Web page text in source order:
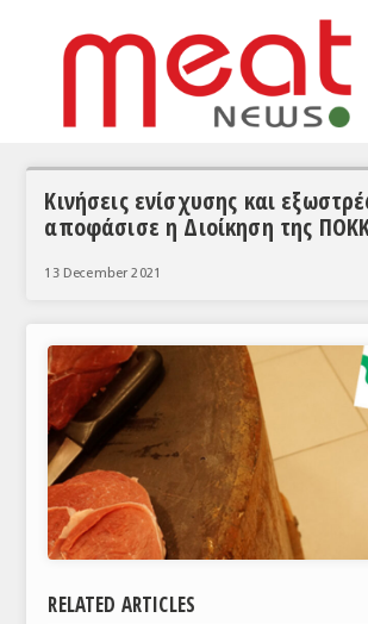
ΣΥΝΕΝΤΕΥΞΕΙΣ
ΘΕΜΑΤΑ
ΚΟΣΜΟΣ
ΕΙΔΗΣΕΙΣ
ΕΥΡΩΠΑΪΚΕΣ ΑΠΟΦΑΣΕΙΣ
ΘΕΜΑΤΑ
ΕΜΠΟΡΙΚΟΣ ΚΑΤΑΛΟΓΟΣ
Κινήσεις ενίσχυσης και
αποφάσισε η Διοίκηση της
13 December 2021
RELATED ARTICLES